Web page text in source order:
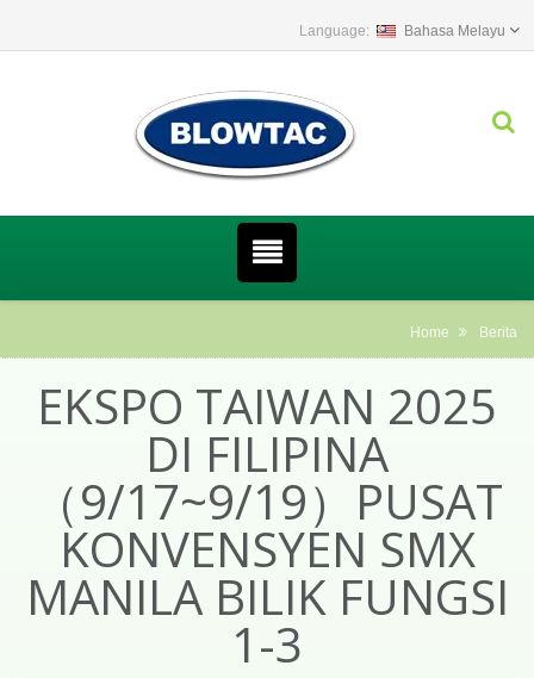
Bahasa Melayu
Home Berita
EKSPO TAIWAN 2025
DI FILIPINA
（9/17~9/19）PUSAT
KONVENSYEN SMX
MANILA BILIK FUNGSI
1-3